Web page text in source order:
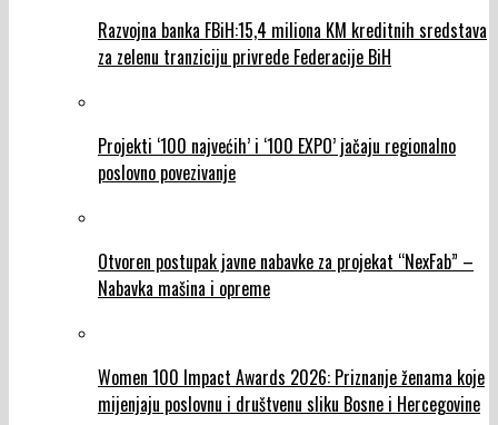
Razvojna banka FBiH:15,4 miliona KM kreditnih sredstava
za zelenu tranziciju privrede Federacije BiH
Projekti ‘100 najvećih’ i ‘100 EXPO’ jačaju regionalno
poslovno povezivanje
Otvoren postupak javne nabavke za projekat “NexFab” –
Nabavka mašina i opreme
Women 100 Impact Awards 2026: Priznanje ženama koje
mijenjaju poslovnu i društvenu sliku Bosne i Hercegovine